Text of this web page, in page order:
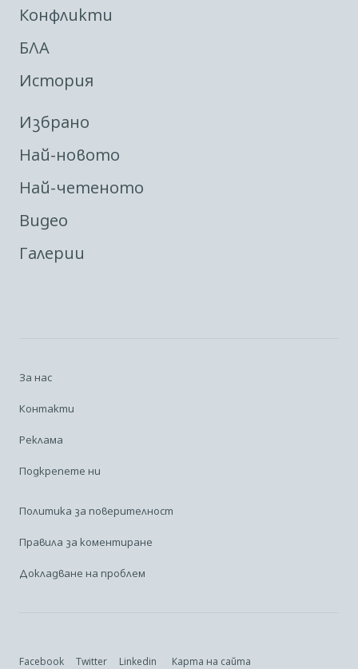
Конфликти
БЛА
История
Избрано
Най-новото
Най-четеното
Видео
Галерии
За нас
Контакти
Реклама
Подкрепете ни
Политика за поверителност
Правила за коментиране
Докладване на проблем
Facebook Twitter Linkedin Карта на сайта